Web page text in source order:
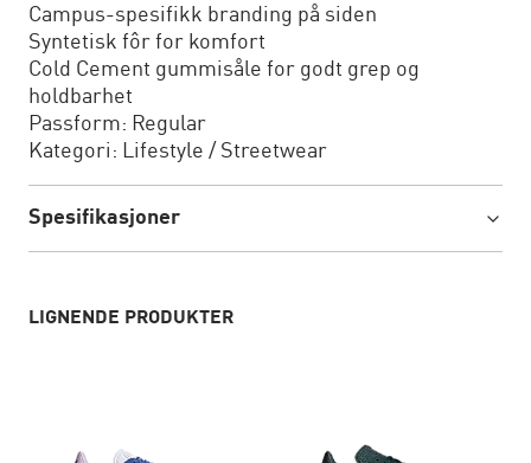
Campus-spesifikk branding på siden
Syntetisk fôr for komfort
Cold Cement gummisåle for godt grep og
holdbarhet
Passform: Regular
Kategori: Lifestyle / Streetwear
Spesifikasjoner
LIGNENDE PRODUKTER